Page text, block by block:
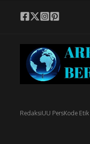
RedaksiUU PersKode